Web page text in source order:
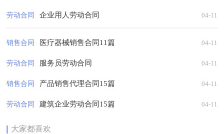
劳动合同 企业用人劳动合同 04-11
销售合同 医疗器械销售合同11篇 04-11
劳动合同 服务员劳动合同 04-11
销售合同 产品销售代理合同15篇 04-11
劳动合同 建筑企业劳动合同15篇 04-11
大家都喜欢